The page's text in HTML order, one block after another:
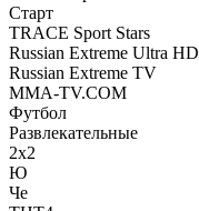
Старт
TRACE Sport Stars
Russian Extreme Ultra HD
Russian Extreme TV
MMA-TV.COM
Футбол
Развлекательные
2х2
Ю
Че